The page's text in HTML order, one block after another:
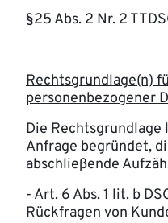
§25 Abs. 2 Nr. 2
Rechtsgrundlage(n)
personenbezogener
Die
Anfrage begründet,
abschließende
- Art. 6 Abs. 1 lit. b
Rückfragen von